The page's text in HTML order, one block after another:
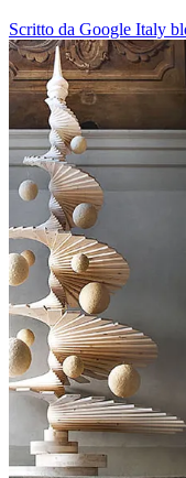
Scritto da Google Italy